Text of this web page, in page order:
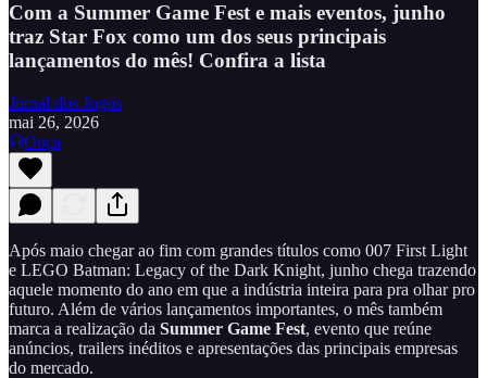
Com a Summer Game Fest e mais eventos, junho
traz Star Fox como um dos seus principais
lançamentos do mês! Confira a lista
Jornal dos Jogos
mai 26, 2026
Ouça
Após maio chegar ao fim com grandes títulos como 007 First Light
e LEGO Batman: Legacy of the Dark Knight, junho chega trazendo
aquele momento do ano em que a indústria inteira para pra olhar pro
futuro. Além de vários lançamentos importantes, o mês também
marca a realização da Summer Game Fest, evento que reúne
anúncios, trailers inéditos e apresentações das principais empresas
do mercado.